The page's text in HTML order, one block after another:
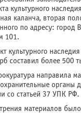
культурного
каланча, вторая
по адресу: город
101.
культурного
составил более 500
направила
органы
со статьей 37 УПК РФ.
материалов